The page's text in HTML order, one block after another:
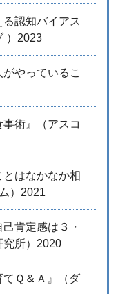
る認知バイアス
）2023
がやっているこ
術』（アスコ
とはなかなか相
）2021
肯定感は３・
究所）2020
てＱ＆Ａ』（ダ